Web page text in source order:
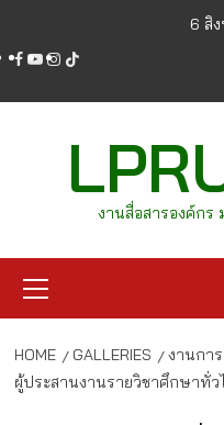
content
6 สิ
facebook
youtube
instagram
tiktok
งานสื่อสารองค์กร
Menu
HOME GALLERIES
งานกา
ผู้ประสานงานรายวิชาศึกษาทั่ว